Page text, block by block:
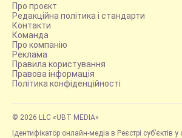
Про проєкт
Редакційна політика і стандарти
Контакти
Команда
Про компанію
Реклама
Правила користування
Правова інформація
Політика конфіденційності
© 2026 LLC «UBT MEDIA»
Ідентифікатор онлайн-медіа в Реєстрі суб’єктів